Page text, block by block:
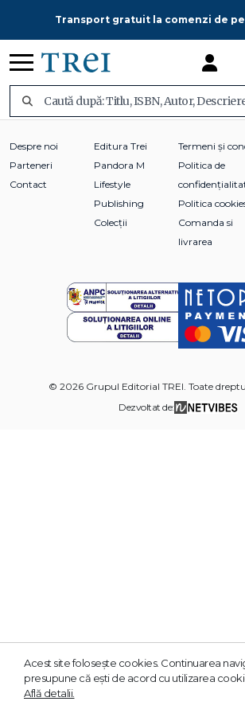
Transport gratuit la comenzi de
Despre noi
Parteneri
Contact
Editura Trei
Pandora M
Lifestyle
Publishing
Colecții
Termeni și
Politica de
Politica
Comanda si
livrarea
© 2026 Grupul Editorial TREI. Toate
Dezvoltat de:
Acest site foloseşte cookies. Continuarea
presupune că eşti de acord cu utilizarea
Află detalii.